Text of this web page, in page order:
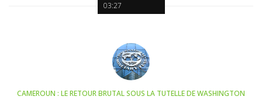
03:27
CAMEROUN : LE RETOUR BRUTAL SOUS LA TUTELLE DE WASHINGTON